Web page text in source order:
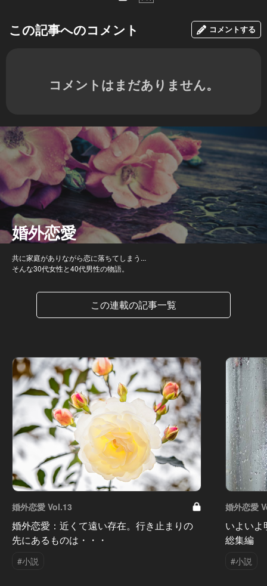
この記事へのコメント コメントする
コメントはまだありません。
婚外恋愛
共に家庭がありながら恋に落ちてしまう...
そんな30代女性と40代男性の物語。
この連載の記事一覧
婚外恋愛 Vol.13
婚外恋愛：近くて遠い存在。行き止まりの
先にあるものは・・・
#小説
婚外恋愛
いよい
総集編
#小説